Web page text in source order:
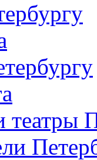
театры